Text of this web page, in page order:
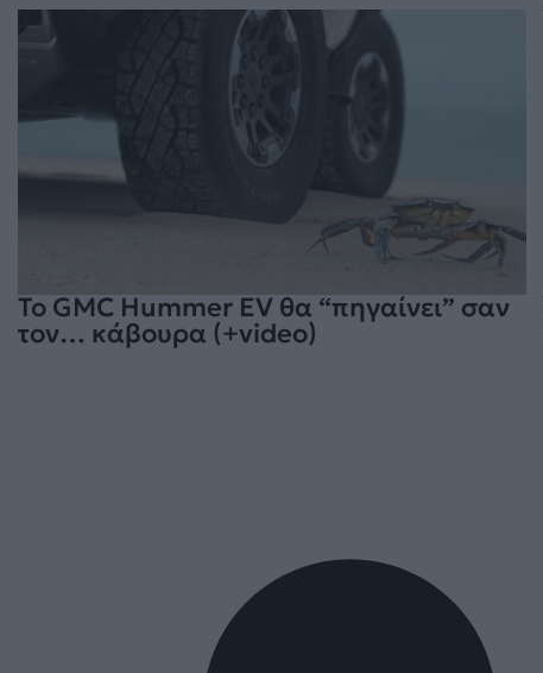
To GMC Hummer EV θα “πηγαίνει” σαν
τον… κάβουρα (+video)